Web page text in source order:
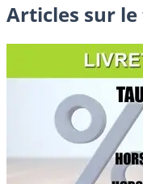
Articles sur